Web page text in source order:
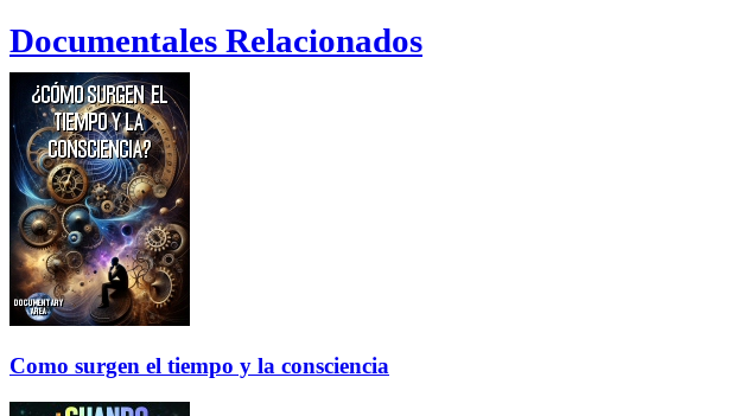
Documentales Relacionados
Como surgen el tiempo y la consciencia